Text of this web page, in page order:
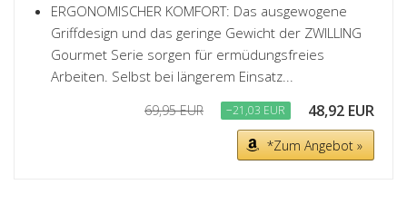
ERGONOMISCHER KOMFORT: Das ausgewogene
Griffdesign und das geringe Gewicht der ZWILLING
Gourmet Serie sorgen für ermüdungsfreies
Arbeiten. Selbst bei längerem Einsatz...
69,95 EUR −21,03 EUR 48,92 EUR
*Zum Angebot »